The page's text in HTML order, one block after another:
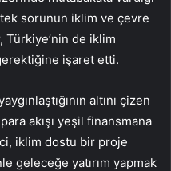
sorunun iklim ve çevre
Türkiye’nin de iklim
işaret etti.
altını çizen
akışı yeşil finansmana
iklim dostu bir proje
geleceğe yatırım yapmak